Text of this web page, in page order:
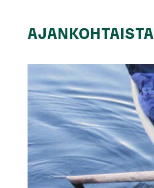
AJANKOHTAISTA